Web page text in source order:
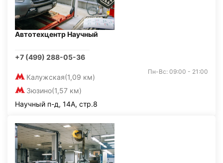
Автотехцентр Научный
+7 (499) 288-05-36
Калужская(1,09 км)
Зюзино(1,57 км)
Пн-Вс: 09:00 - 21:00
Научный п-д, 14А, стр.8